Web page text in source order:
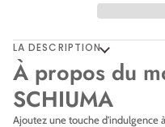
LA DESCRIPTION
À propos du
SCHIUMA
Ajoutez une touche d'indulgence